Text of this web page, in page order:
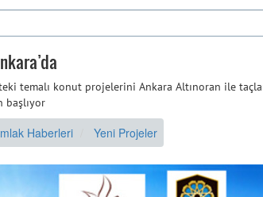
temalı konut projelerini Ankara Altınoran ile
başlıyor
Haberleri Yeni Projeler